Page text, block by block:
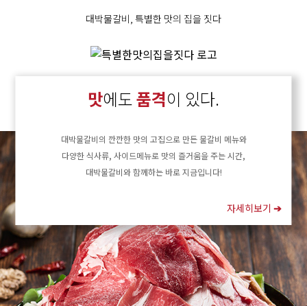
대박물갈비, 특별한 맛의 집을 짓다
맛에도품격이 있다.
대박물갈비의 깐깐한 맛의 고집으로 만든 물갈비 메뉴와
다양한 식사류, 사이드메뉴로 맛의 즐거움을 주는 시간,
대박물갈비와 함께하는 바로 지금입니다!
자세히보기 ➔